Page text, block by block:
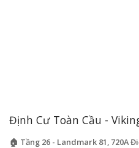
Định Cư Toàn Cầu -
🏠 Tầng 26 - Landmark 81, 720A